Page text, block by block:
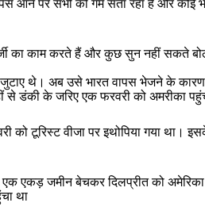
आने पर सभी को गम सता रहा है और कोई
का काम करते हैं और कुछ सुन नहीं सकते
थे। अब उसे भारत वापस भेजने के कारण
डंकी के जरिए एक फरवरी को अमरीका
को टूरिस्ट वीजा पर इथोपिया गया
एकड़ जमीन बेचकर दिलप्रीत को
था